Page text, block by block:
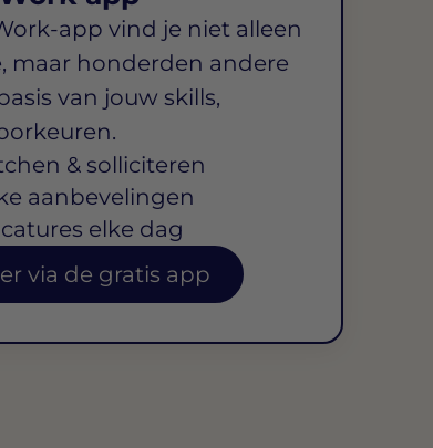
app vind je niet alleen
maar honderden andere
van jouw skills,
& solliciteren
aanbevelingen
elke dag
via de gratis app